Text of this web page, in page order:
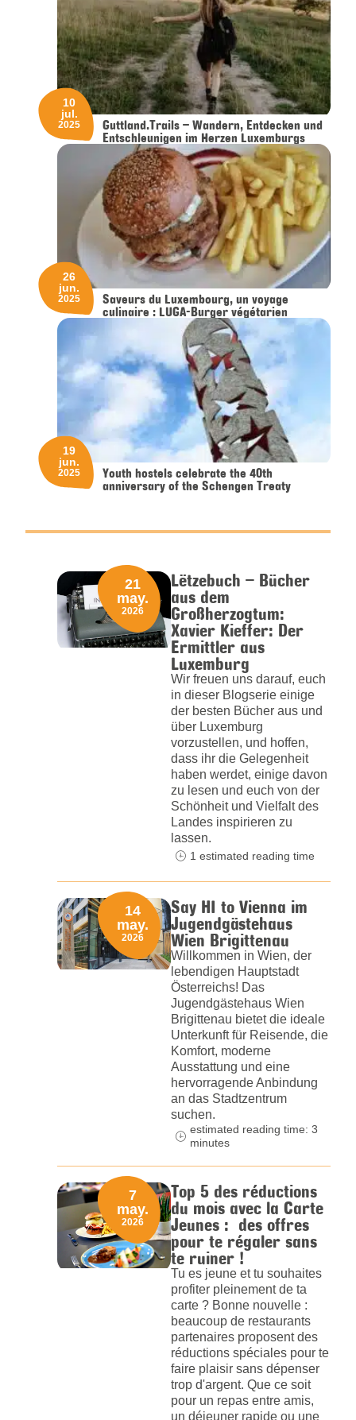
Guttland.Trails – Wandern, Entdecken und
Entschleunigen im Herzen Luxemburgs
10
jul.
2025
Saveurs du Luxembourg, un voyage
culinaire : LUGA-Burger végétarien
26
jun.
2025
Youth hostels celebrate the 40th
anniversary of the Schengen Treaty
19
jun.
2025
Lëtzebuch – Bücher
aus dem
Großherzogtum:
Xavier Kieffer: Der
Ermittler aus
Luxemburg
Wir freuen uns darauf, euch
in dieser Blogserie einige
der besten Bücher aus und
über Luxemburg
vorzustellen, und hoffen,
dass ihr die Gelegenheit
haben werdet, einige davon
zu lesen und euch von der
Schönheit und Vielfalt des
Landes inspirieren zu
lassen.
21
may.
2026
1 estimated reading time
Say HI to Vienna im
Jugendgästehaus
Wien Brigittenau
Willkommen in Wien, der
lebendigen Hauptstadt
Österreichs! Das
Jugendgästehaus Wien
Brigittenau bietet die ideale
Unterkunft für Reisende, die
Komfort, moderne
Ausstattung und eine
hervorragende Anbindung
an das Stadtzentrum
suchen.
14
may.
2026
estimated reading time: 3
minutes
Top 5 des réductions
du mois avec la Carte
Jeunes : des offres
pour te régaler sans
te ruiner !
Tu es jeune et tu souhaites
profiter pleinement de ta
carte ? Bonne nouvelle :
beaucoup de restaurants
partenaires proposent des
réductions spéciales pour te
faire plaisir sans dépenser
trop d'argent. Que ce soit
pour un repas entre amis,
un déjeuner rapide ou une
7
may.
2026